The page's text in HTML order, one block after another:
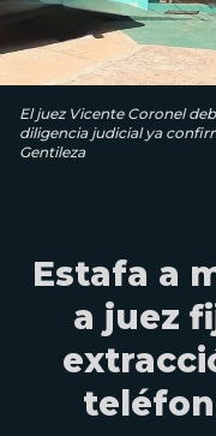
El juez Vicente Coronel
diligencia judicial ya
Gentileza
Estafa a
a juez